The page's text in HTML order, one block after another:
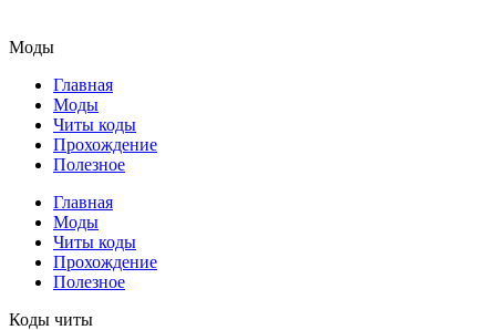
Моды
Главная
Моды
Читы коды
Прохождение
Полезное
Главная
Моды
Читы коды
Прохождение
Полезное
Коды читы